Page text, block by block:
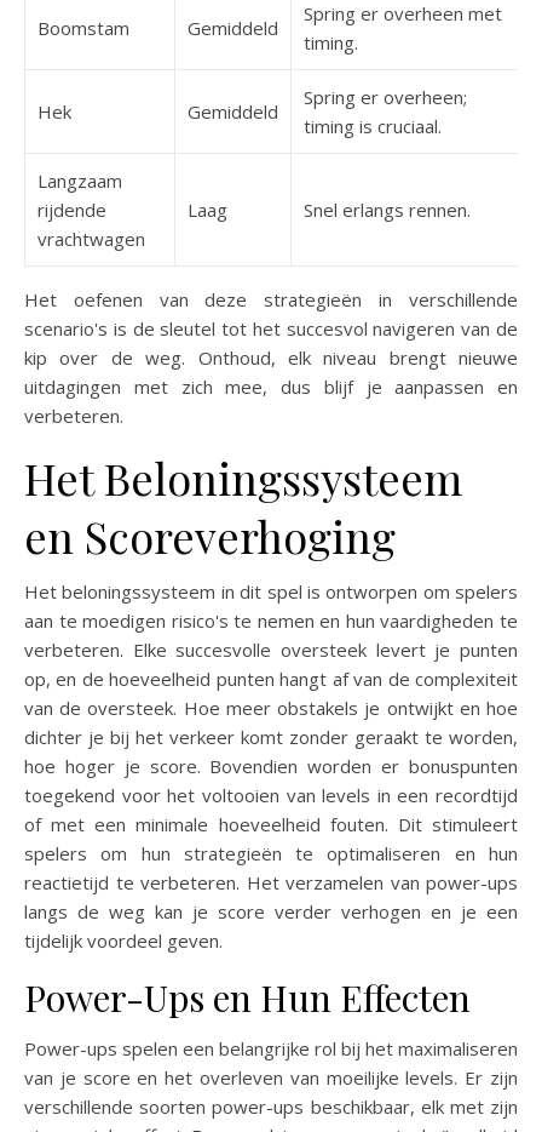
Boomstam Gemiddeld
Spring er overheen met
timing.
Hek Gemiddeld
Spring er overheen;
timing is cruciaal.
Langzaam
rijdende
vrachtwagen
Laag Snel erlangs rennen.
Het oefenen van deze strategieën in verschillende
scenario's is de sleutel tot het succesvol navigeren van de
kip over de weg. Onthoud, elk niveau brengt nieuwe
uitdagingen met zich mee, dus blijf je aanpassen en
verbeteren.
Het Beloningssysteem
en Scoreverhoging
Het beloningssysteem in dit spel is ontworpen om spelers
aan te moedigen risico's te nemen en hun vaardigheden te
verbeteren. Elke succesvolle oversteek levert je punten
op, en de hoeveelheid punten hangt af van de complexiteit
van de oversteek. Hoe meer obstakels je ontwijkt en hoe
dichter je bij het verkeer komt zonder geraakt te worden,
hoe hoger je score. Bovendien worden er bonuspunten
toegekend voor het voltooien van levels in een recordtijd
of met een minimale hoeveelheid fouten. Dit stimuleert
spelers om hun strategieën te optimaliseren en hun
reactietijd te verbeteren. Het verzamelen van power-ups
langs de weg kan je score verder verhogen en je een
tijdelijk voordeel geven.
Power-Ups en Hun Effecten
Power-ups spelen een belangrijke rol bij het maximaliseren
van je score en het overleven van moeilijke levels. Er zijn
verschillende soorten power-ups beschikbaar, elk met zijn